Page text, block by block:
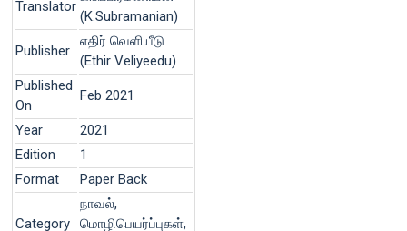
Translator
(K.Subramanian)
Publisher
எதிர் வெளியீடு
(Ethir Veliyeedu)
Published
On
Feb 2021
Year
2021
Edition
1
Format
Paper Back
Category
நாவல்,
மொழிபெயர்ப்புகள்,